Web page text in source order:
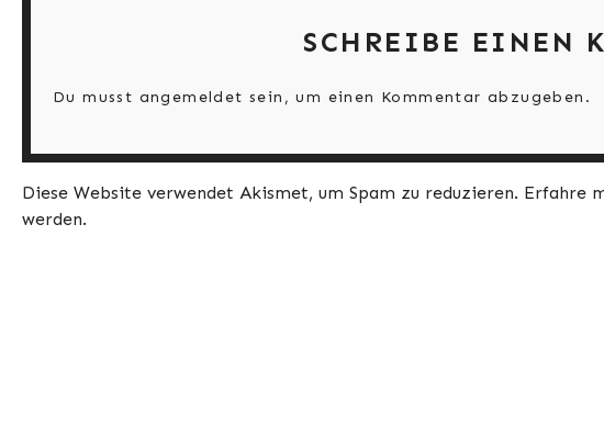
SCHREIBE EINEN
Du musst angemeldet sein, um einen Kommentar abzugeben.
Diese Website verwendet Akismet, um Spam zu reduzieren. Erfahre
werden.